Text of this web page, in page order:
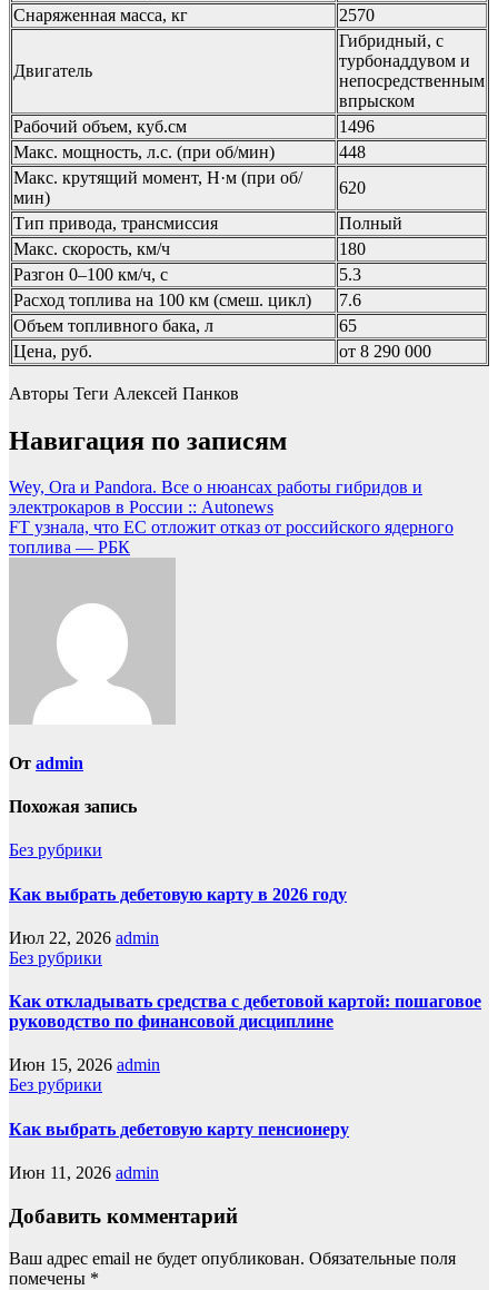
Снаряженная масса, кг
2570
Двигатель
Гибридный, с
турбонаддувом и
непосредственным
впрыском
Рабочий объем, куб.см
1496
Макс. мощность, л.с. (при об/мин)
448
Макс. крутящий момент, Н·м (при об/
мин)
620
Тип привода, трансмиссия
Полный
Макс. скорость, км/ч
180
Разгон 0–100 км/ч, с
5.3
Расход топлива на 100 км (смеш. цикл)
7.6
Объем топливного бака, л
65
Цена, руб.
от 8 290 000
Авторы Теги Алексей Панков
Навигация по записям
Wey, Ora и Pandora. Все о нюансах работы гибридов и
электрокаров в России :: Autonews
FT узнала, что ЕС отложит отказ от российского ядерного
топлива — РБК
От admin
Похожая запись
Без рубрики
Как выбрать дебетовую карту в 2026 году
Июл 22, 2026 admin
Без рубрики
Как откладывать средства с дебетовой картой: пошаговое
руководство по финансовой дисциплине
Июн 15, 2026 admin
Без рубрики
Как выбрать дебетовую карту пенсионеру
Июн 11, 2026 admin
Добавить комментарий
Ваш адрес email не будет опубликован. Обязательные поля
помечены *